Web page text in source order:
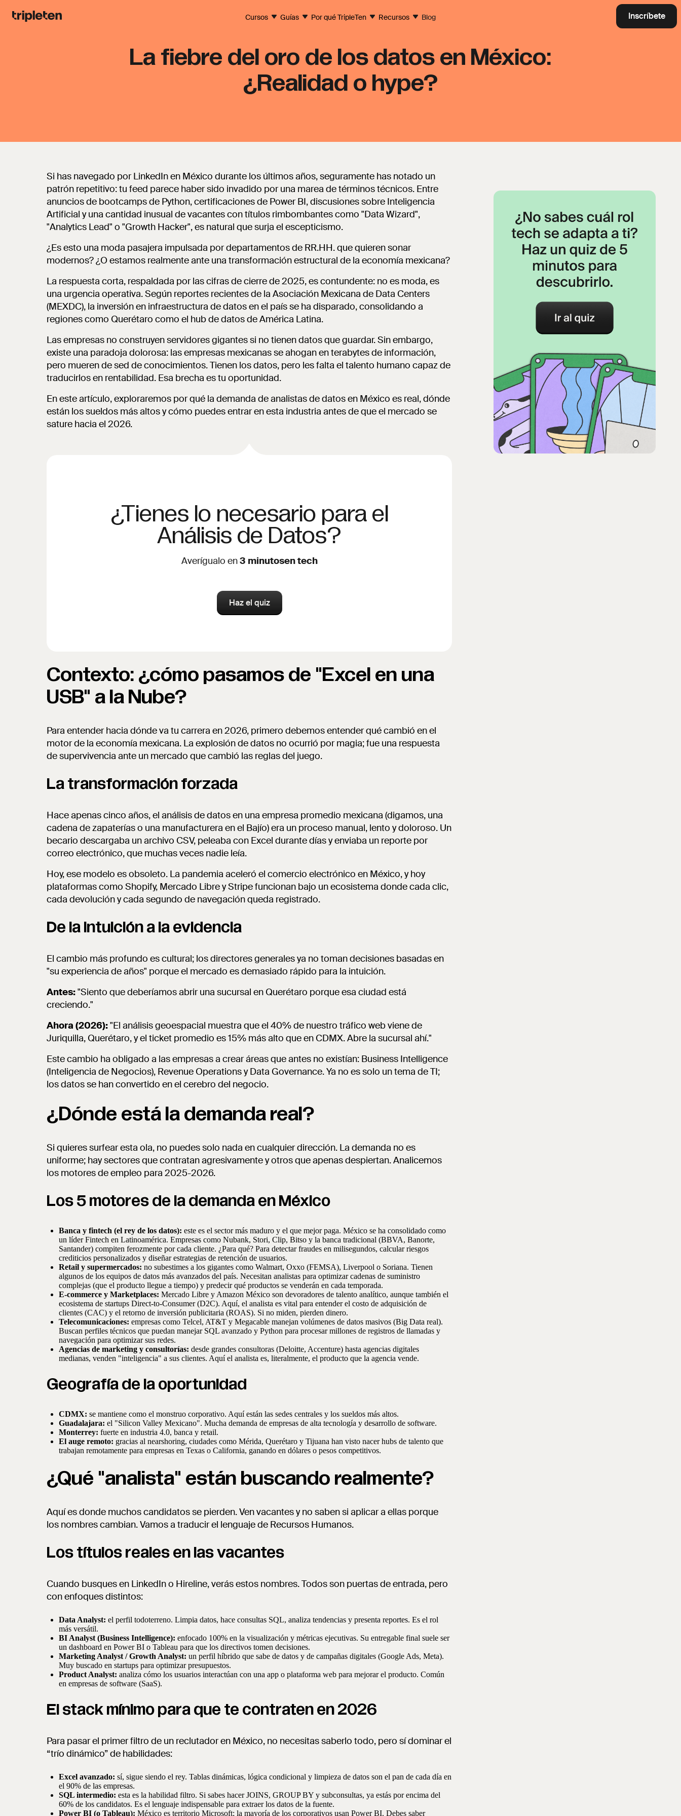
Cursos Guías Por qué TripleTen Recursos Blog Inscríbete
La fiebre del oro de los datos en México:
¿Realidad o hype?
Si has navegado por LinkedIn en México durante los últimos años, seguramente has notado un
patrón repetitivo: tu feed parece haber sido invadido por una marea de términos técnicos. Entre
anuncios de bootcamps de Python, certificaciones de Power BI, discusiones sobre Inteligencia
Artificial y una cantidad inusual de vacantes con títulos rimbombantes como "Data Wizard",
"Analytics Lead" o "Growth Hacker", es natural que surja el escepticismo.
¿Es esto una moda pasajera impulsada por departamentos de RR.HH. que quieren sonar
modernos? ¿O estamos realmente ante una transformación estructural de la economía mexicana?
La respuesta corta, respaldada por las cifras de cierre de 2025, es contundente: no es moda, es
una urgencia operativa. Según reportes recientes de la Asociación Mexicana de Data Centers
(MEXDC), la inversión en infraestructura de datos en el país se ha disparado, consolidando a
regiones como Querétaro como el hub de datos de América Latina.
Las empresas no construyen servidores gigantes si no tienen datos que guardar. Sin embargo,
existe una paradoja dolorosa: las empresas mexicanas se ahogan en terabytes de información,
pero mueren de sed de conocimientos. Tienen los datos, pero les falta el talento humano capaz de
traducirlos en rentabilidad. Esa brecha es tu oportunidad.
En este artículo, exploraremos por qué la demanda de analistas de datos en México es real, dónde
están los sueldos más altos y cómo puedes entrar en esta industria antes de que el mercado se
sature hacia el 2026.
¿Tienes lo necesario para el
Análisis de Datos?
Averígualo en3 minutosen tech
Haz el quiz
Contexto: ¿cómo pasamos de "Excel en una
USB" a la Nube?
Para entender hacia dónde va tu carrera en 2026, primero debemos entender qué cambió en el
motor de la economía mexicana. La explosión de datos no ocurrió por magia; fue una respuesta
de supervivencia ante un mercado que cambió las reglas del juego.
La transformación forzada
Hace apenas cinco años, el análisis de datos en una empresa promedio mexicana (digamos, una
cadena de zapaterías o una manufacturera en el Bajío) era un proceso manual, lento y doloroso. Un
becario descargaba un archivo CSV, peleaba con Excel durante días y enviaba un reporte por
correo electrónico, que muchas veces nadie leía.
Hoy, ese modelo es obsoleto. La pandemia aceleró el comercio electrónico en México, y hoy
plataformas como Shopify, Mercado Libre y Stripe funcionan bajo un ecosistema donde cada clic,
cada devolución y cada segundo de navegación queda registrado.
De la intuición a la evidencia
El cambio más profundo es cultural; los directores generales ya no toman decisiones basadas en
"su experiencia de años" porque el mercado es demasiado rápido para la intuición.
Antes:"Siento que deberíamos abrir una sucursal en Querétaro porque esa ciudad está
creciendo."
Ahora (2026):"El análisis geoespacial muestra que el 40% de nuestro tráfico web viene de
Juriquilla, Querétaro, y el ticket promedio es 15% más alto que en CDMX. Abre la sucursal ahí."
Este cambio ha obligado a las empresas a crear áreas que antes no existían: Business Intelligence
(Inteligencia de Negocios), Revenue Operations y Data Governance. Ya no es solo un tema de TI;
los datos se han convertido en el cerebro del negocio.
¿Dónde está la demanda real?
Si quieres surfear esta ola, no puedes solo nada en cualquier dirección. La demanda no es
uniforme; hay sectores que contratan agresivamente y otros que apenas despiertan. Analicemos
los motores de empleo para 2025-2026.
Los 5 motores de la demanda en México
Banca y fintech (el rey de los datos): este es el sector más maduro y el que mejor paga. México se ha consolidado como
un líder Fintech en Latinoamérica. Empresas como Nubank, Stori, Clip, Bitso y la banca tradicional (BBVA, Banorte,
Santander) compiten ferozmente por cada cliente. ¿Para qué? Para detectar fraudes en milisegundos, calcular riesgos
crediticios personalizados y diseñar estrategias de retención de usuarios.
Retail y supermercados: no subestimes a los gigantes como Walmart, Oxxo (FEMSA), Liverpool o Soriana. Tienen
algunos de los equipos de datos más avanzados del país. Necesitan analistas para optimizar cadenas de suministro
complejas (que el producto llegue a tiempo) y predecir qué productos se venderán en cada temporada.
E-commerce y Marketplaces: Mercado Libre y Amazon México son devoradores de talento analítico, aunque también el
ecosistema de startups Direct-to-Consumer (D2C). Aquí, el analista es vital para entender el costo de adquisición de
clientes (CAC) y el retorno de inversión publicitaria (ROAS). Si no miden, pierden dinero.
Telecomunicaciones: empresas como Telcel, AT&T y Megacable manejan volúmenes de datos masivos (Big Data real).
Buscan perfiles técnicos que puedan manejar SQL avanzado y Python para procesar millones de registros de llamadas y
navegación para optimizar sus redes.
Agencias de marketing y consultorías: desde grandes consultoras (Deloitte, Accenture) hasta agencias digitales
medianas, venden "inteligencia" a sus clientes. Aquí el analista es, literalmente, el producto que la agencia vende.
Geografía de la oportunidad
CDMX: se mantiene como el monstruo corporativo. Aquí están las sedes centrales y los sueldos más altos.
Guadalajara: el "Silicon Valley Mexicano". Mucha demanda de empresas de alta tecnología y desarrollo de software.
Monterrey: fuerte en industria 4.0, banca y retail.
El auge remoto: gracias al nearshoring, ciudades como Mérida, Querétaro y Tijuana han visto nacer hubs de talento que
trabajan remotamente para empresas en Texas o California, ganando en dólares o pesos competitivos.
¿Qué "analista" están buscando realmente?
Aquí es donde muchos candidatos se pierden. Ven vacantes y no saben si aplicar a ellas porque
los nombres cambian. Vamos a traducir el lenguaje de Recursos Humanos.
Los títulos reales en las vacantes
Cuando busques en LinkedIn o Hireline, verás estos nombres. Todos son puertas de entrada, pero
con enfoques distintos:
Data Analyst: el perfil todoterreno. Limpia datos, hace consultas SQL, analiza tendencias y presenta reportes. Es el rol
más versátil.
BI Analyst (Business Intelligence): enfocado 100% en la visualización y métricas ejecutivas. Su entregable final suele ser
un dashboard en Power BI o Tableau para que los directivos tomen decisiones.
Marketing Analyst / Growth Analyst: un perfil híbrido que sabe de datos y de campañas digitales (Google Ads, Meta).
Muy buscado en startups para optimizar presupuestos.
Product Analyst: analiza cómo los usuarios interactúan con una app o plataforma web para mejorar el producto. Común
en empresas de software (SaaS).
El stack mínimo para que te contraten en 2026
Para pasar el primer filtro de un reclutador en México, no necesitas saberlo todo, pero sí dominar el
“trío dinámico” de habilidades:
Excel avanzado: sí, sigue siendo el rey. Tablas dinámicas, lógica condicional y limpieza de datos son el pan de cada día en
el 90% de las empresas.
SQL intermedio: esta es la habilidad filtro. Si sabes hacer JOINS, GROUP BY y subconsultas, ya estás por encima del
60% de los candidatos. Es el lenguaje indispensable para extraer los datos de la fuente.
Power BI (o Tableau): México es territorio Microsoft; la mayoría de los corporativos usan Power BI. Debes saber